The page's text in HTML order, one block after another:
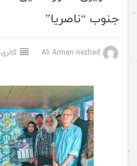
جنوب “ناصریا”